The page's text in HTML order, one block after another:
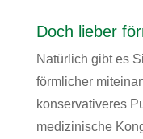
Doch lieber
Natürlich gibt es
förmlicher
konservativeres
medizinische